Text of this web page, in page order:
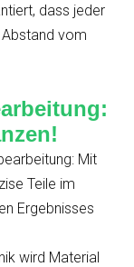
dass jeder
vom
Mit
Teile im
Ergebnisses
wird Material